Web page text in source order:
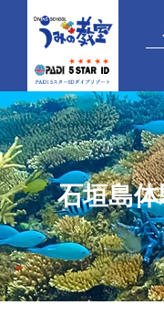
石垣島